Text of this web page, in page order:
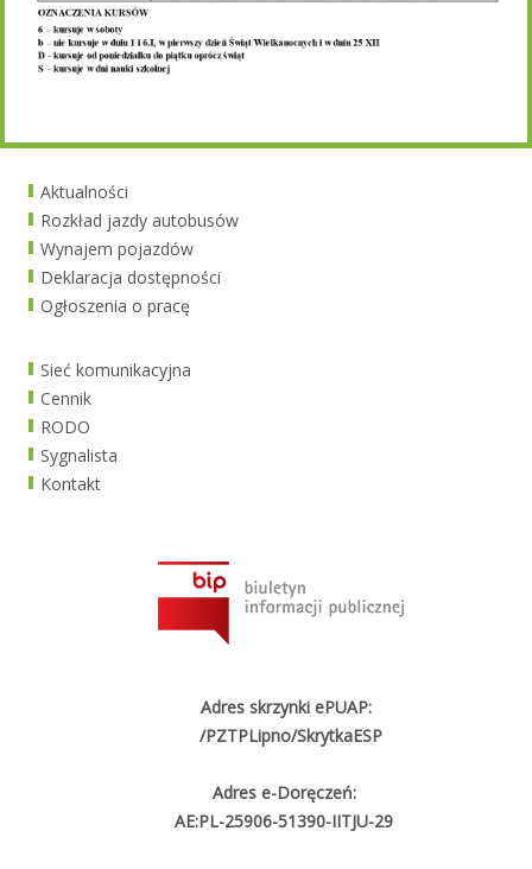
Aktualności
Rozkład jazdy autobusów
Wynajem pojazdów
Deklaracja dostępności
Ogłoszenia o pracę
Sieć komunikacyjna
Cennik
RODO
Sygnalista
Kontakt
Adres skrzynki ePUAP:
/PZTPLipno/SkrytkaESP
Adres e-Doręczeń:
AE:PL-25906-51390-IITJU-29